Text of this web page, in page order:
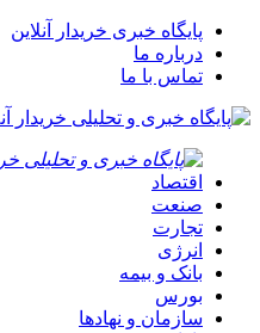
پایگاه خبری خریدار آنلاین
درباره ما
تماس با ما
اقتصاد
صنعت
تجارت
انرژی
بانک و بیمه
بورس
سازمان و نهادها